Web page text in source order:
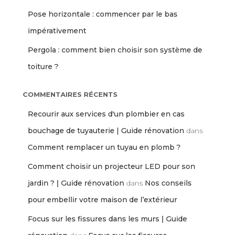
Pose horizontale : commencer par le bas
impérativement
Pergola : comment bien choisir son système de
toiture ?
COMMENTAIRES RÉCENTS
Recourir aux services d'un plombier en cas
bouchage de tuyauterie | Guide rénovation dans
Comment remplacer un tuyau en plomb ?
Comment choisir un projecteur LED pour son
jardin ? | Guide rénovation dans Nos conseils
pour embellir votre maison de l’extérieur
Focus sur les fissures dans les murs | Guide